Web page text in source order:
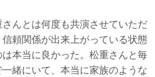
んとは何度も共演させていただ
頼関係が出来上がっている状態
本当に良かった。松重さんと毎
緒にいて、本当に家族のような